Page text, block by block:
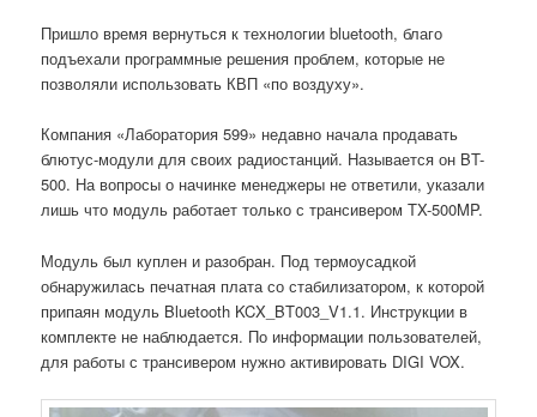
Пришло время вернуться к технологии bluetooth, благо
подъехали программные решения проблем, которые не
позволяли использовать КВП «по воздуху».
Компания «Лаборатория 599» недавно начала продавать
блютус-модули для своих радиостанций. Называется он BT-
500. На вопросы о начинке менеджеры не ответили, указали
лишь что модуль работает только с трансивером TX-500MP.
Модуль был куплен и разобран. Под термоусадкой
обнаружилась печатная плата со стабилизатором, к которой
припаян модуль Bluetooth KCX_BT003_V1.1. Инструкции в
комплекте не наблюдается. По информации пользователей,
для работы с трансивером нужно активировать DIGI VOX.